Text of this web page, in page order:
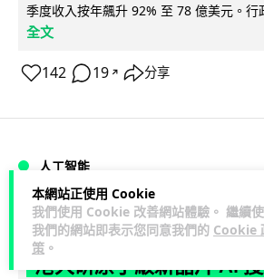
本網站正使用 Cookie
我們使用 Cookie 改善網站體驗。 繼續
我們的網站即表示您同意我們的 Cookie
策 。
季度收入按年飆升 92% 至 78 億美元。行
全文
142 19 ↗ 分享
人工智能
Vin 1 日
港大研原子級新晶片 AI